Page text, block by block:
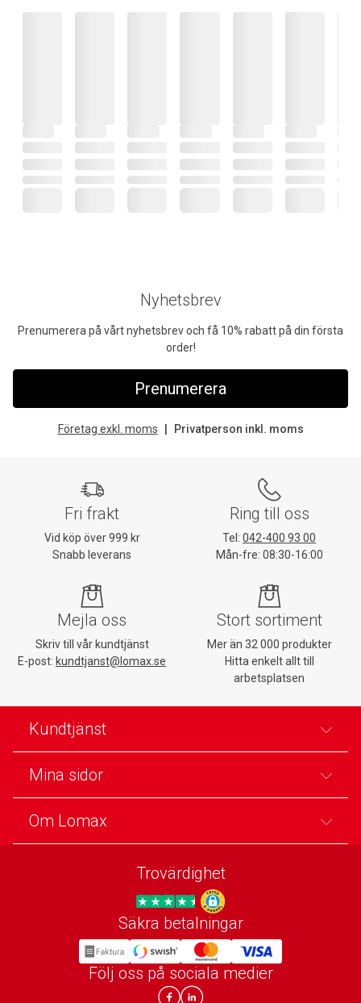
Nyhetsbrev
Prenumerera på vårt nyhetsbrev och få 10% rabatt på din första
order!
Prenumerera
Företag exkl. moms Privatperson inkl. moms
Fri frakt
Vid köp över 999 kr
Snabb leverans
Ring till oss
Tel: 042-400 93 00
Mån-fre: 08:30-16:00
Mejla oss
Skriv till vår kundtjänst
E-post: kundtjanst@lomax.se
Stort sortiment
Mer än 32 000 produkter
Hitta enkelt allt till
arbetsplatsen
Kundtjänst
Mina sidor
Om Lomax
Trovärdighet
Trygg E-handel
Säkra betalningar
Följ oss på sociala medier
Lomax DK Facebook
Lomax SE LinkIn